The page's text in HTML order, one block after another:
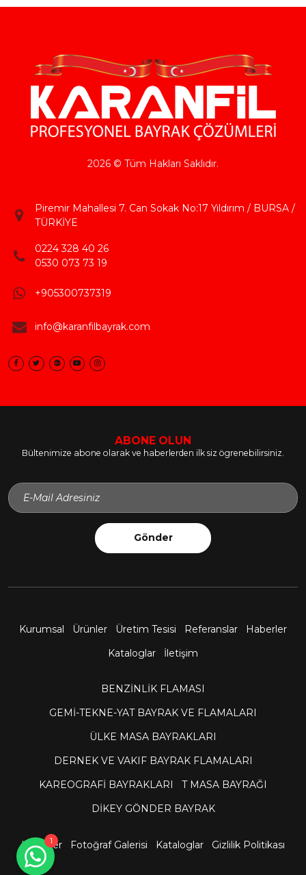
2026 © Tüm Hakları Saklıdır.
Piremir Mahallesi 7. Can Sokak No:17 Yıldırım / BURSA /
TÜRKİYE
0224 328 40 26
0530 073 73 19
+905300737319
info@karanfilbayrak.com
ABONE OLUN
Bültenimize abone olarak ve haberlerden ilk siz ögrenebilirsiniz.
Gönder
Kurumsal Ürünler Üretim Tesisi Referanslar
Haberler
Kataloglar
İletişim
BENZİNLİK FLAMASI
GEMİ-TEKNE-YAT BAYRAK VE FLAMALARI
ÜLKE MASA BAYRAKLARI
DERNEK VE VAKIF BAYRAK FLAMALARI
KAREOGRAFİ BAYRAKLARI
T MASA BAYRAĞI
DİKEY GÖNDER BAYRAK
Haberler Fotoğraf Galerisi Kataloglar Gizlilik Politikası
1
Müşteri Temsilcisi
Sitemize hoş geldiniz! Size nasıl